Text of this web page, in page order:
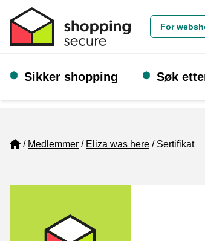
For
Sikker shopping Søk
Home
Medlemmer Eliza was here Sertifikat